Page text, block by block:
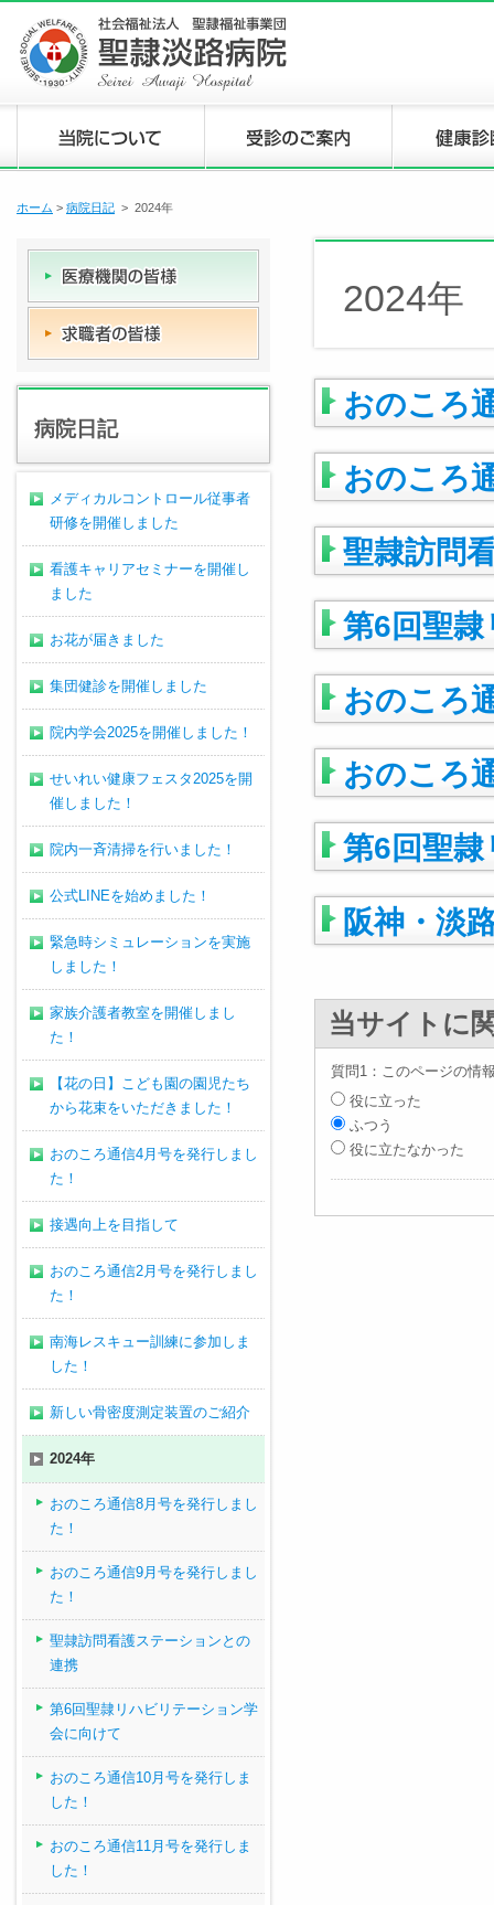
ホーム > 病院日記 > 2024年
2024年
おのころ
おのころ
聖隷訪問
第6回聖
おのころ
おのころ
第6回聖
阪神・淡
当サイトに
質問1：このページの情
役に立った
ふつう
役に立たなかった
病院日記
メディカルコントロール従事者
研修を開催しました
看護キャリアセミナーを開催し
ました
お花が届きました
集団健診を開催しました
院内学会2025を開催しました！
せいれい健康フェスタ2025を開
催しました！
院内一斉清掃を行いました！
公式LINEを始めました！
緊急時シミュレーションを実施
しました！
家族介護者教室を開催しまし
た！
【花の日】こども園の園児たち
から花束をいただきました！
おのころ通信4月号を発行しまし
た！
接遇向上を目指して
おのころ通信2月号を発行しまし
た！
南海レスキュー訓練に参加しま
した！
新しい骨密度測定装置のご紹介
2024年
おのころ通信8月号を発行しまし
た！
おのころ通信9月号を発行しまし
た！
聖隷訪問看護ステーションとの
連携
第6回聖隷リハビリテーション学
会に向けて
おのころ通信10月号を発行しま
した！
おのころ通信11月号を発行しま
した！